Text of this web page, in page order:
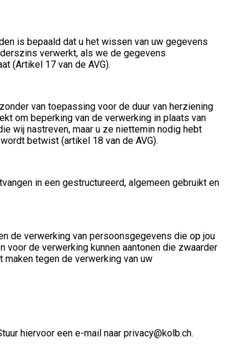
is bepaald dat u het wissen van uw gegevens
verwerkt, als we de gegevens
(Artikel 17 van de AVG).
van toepassing voor de duur van herziening
om beperking van de verwerking in plaats van
wij nastreven, maar u ze niettemin nodig hebt
betwist (artikel 18 van de AVG).
in een gestructureerd, algemeen gebruikt en
de verwerking van persoonsgegevens die op jou
de verwerking kunnen aantonen die zwaarder
tegen de verwerking van uw
hiervoor een e-mail naar privacy@kolb.ch.